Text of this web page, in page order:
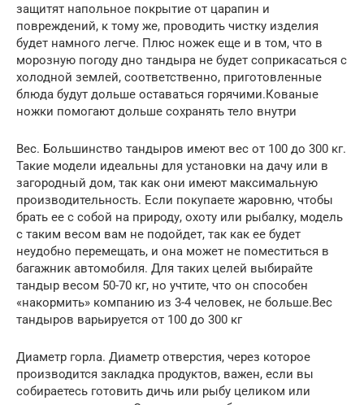
защитят напольное покрытие от царапин и
повреждений, к тому же, проводить чистку изделия
будет намного легче. Плюс ножек еще и в том, что в
морозную погоду дно тандыра не будет соприкасаться с
холодной землей, соответственно, приготовленные
блюда будут дольше оставаться горячими.Кованые
ножки помогают дольше сохранять тело внутри
Вес. Большинство тандыров имеют вес от 100 до 300 кг.
Такие модели идеальны для установки на дачу или в
загородный дом, так как они имеют максимальную
производительность. Если покупаете жаровню, чтобы
брать ее с собой на природу, охоту или рыбалку, модель
с таким весом вам не подойдет, так как ее будет
неудобно перемещать, и она может не поместиться в
багажник автомобиля. Для таких целей выбирайте
тандыр весом 50-70 кг, но учтите, что он способен
«накормить» компанию из 3-4 человек, не больше.Вес
тандыров варьируется от 100 до 300 кг
Диаметр горла. Диаметр отверстия, через которое
производится закладка продуктов, важен, если вы
собираетесь готовить дичь или рыбу целиком или